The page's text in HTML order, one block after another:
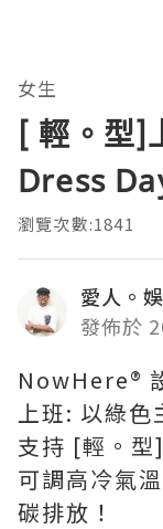
女生
[ 輕。型]
Dress
瀏覽次數:1841
愛人。
發佈於
NowHere®
上班: 以綠色
支持 [輕。型
可調高冷氣
碳排放！